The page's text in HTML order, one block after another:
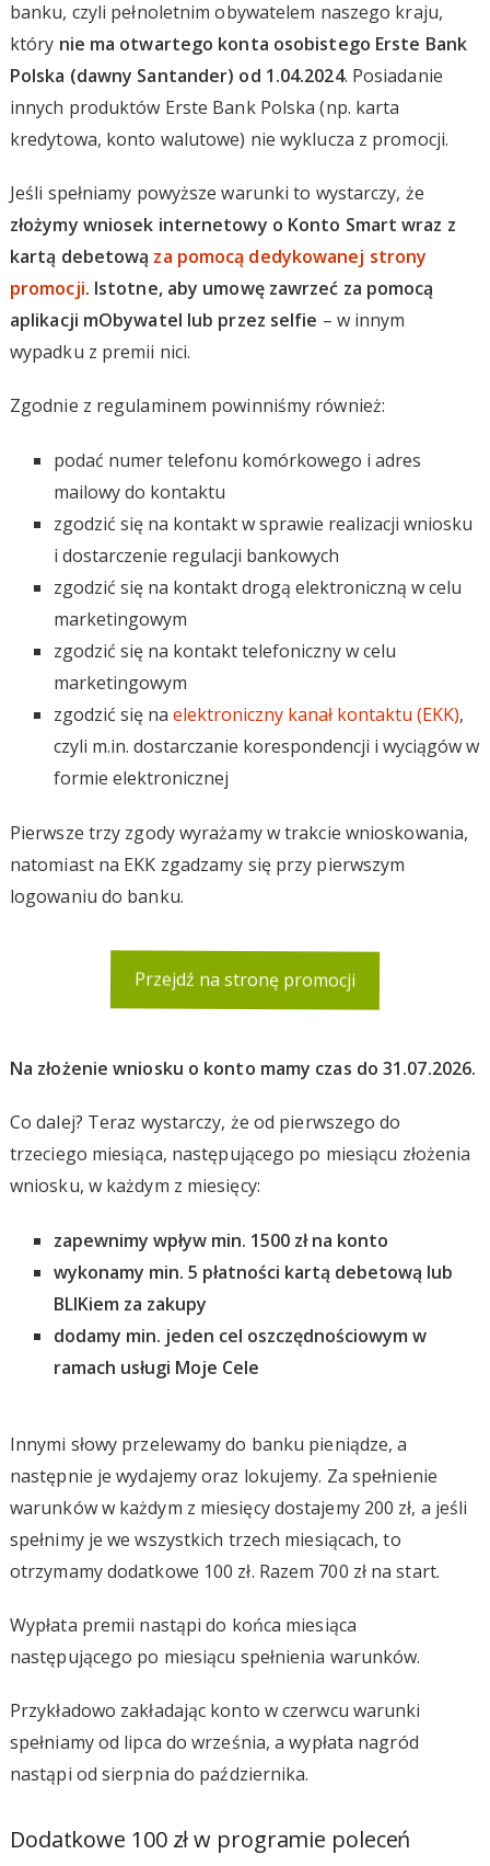
banku, czyli pełnoletnim obywatelem naszego kraju,
który nie ma otwartego konta osobistego Erste Bank
Polska (dawny Santander) od 1.04.2024. Posiadanie
innych produktów Erste Bank Polska (np. karta
kredytowa, konto walutowe) nie wyklucza z promocji.
Jeśli spełniamy powyższe warunki to wystarczy, że
złożymy wniosek internetowy o Konto Smart wraz z
kartą debetową za pomocą dedykowanej strony
promocji. Istotne, aby umowę zawrzeć za pomocą
aplikacji mObywatel lub przez selfie – w innym
wypadku z premii nici.
Zgodnie z regulaminem powinniśmy również:
podać numer telefonu komórkowego i adres
mailowy do kontaktu
zgodzić się na kontakt w sprawie realizacji wniosku
i dostarczenie regulacji bankowych
zgodzić się na kontakt drogą elektroniczną w celu
marketingowym
zgodzić się na kontakt telefoniczny w celu
marketingowym
zgodzić się na elektroniczny kanał kontaktu (EKK),
czyli m.in. dostarczanie korespondencji i wyciągów w
formie elektronicznej
Pierwsze trzy zgody wyrażamy w trakcie wnioskowania,
natomiast na EKK zgadzamy się przy pierwszym
logowaniu do banku.
Przejdź na stronę promocji
Na złożenie wniosku o konto mamy czas do 31.07.2026.
Co dalej? Teraz wystarczy, że od pierwszego do
trzeciego miesiąca, następującego po miesiącu złożenia
wniosku, w każdym z miesięcy:
zapewnimy wpływ min. 1500 zł na konto
wykonamy min. 5 płatności kartą debetową lub
BLIKiem za zakupy
dodamy min. jeden cel oszczędnościowym w
ramach usługi Moje Cele
Innymi słowy przelewamy do banku pieniądze, a
następnie je wydajemy oraz lokujemy. Za spełnienie
warunków w każdym z miesięcy dostajemy 200 zł, a jeśli
spełnimy je we wszystkich trzech miesiącach, to
otrzymamy dodatkowe 100 zł. Razem 700 zł na start.
Wypłata premii nastąpi do końca miesiąca
następującego po miesiącu spełnienia warunków.
Przykładowo zakładając konto w czerwcu warunki
spełniamy od lipca do września, a wypłata nagród
nastąpi od sierpnia do października.
Dodatkowe 100 zł w programie poleceń